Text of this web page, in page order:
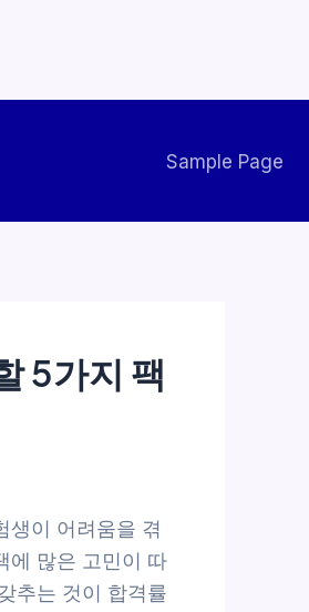
Sample Page
5가지 팩
이 어려움을 겪
에 많은 고민이 따
추는 것이 합격률